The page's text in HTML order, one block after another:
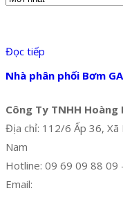
Đọc tiếp
Nhà phân phối Bơm
Công Ty TNHH Hoàng
Địa chỉ: 112/6 Ấp 36, Xã
Nam
Hotline: 09 69 09 88 09
Email: